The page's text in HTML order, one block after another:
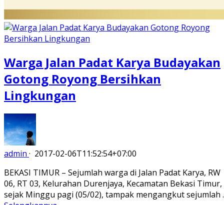
Warga Jalan Padat Karya Budayakan
Gotong Royong Bersihkan
Lingkungan
admin · 2017-02-06T11:52:54+07:00
BEKASI TIMUR – Sejumlah warga di Jalan Padat Karya, RW
06, RT 03, Kelurahan Durenjaya, Kecamatan Bekasi Timur,
sejak Minggu pagi (05/02), tampak mengangkut sejumlah